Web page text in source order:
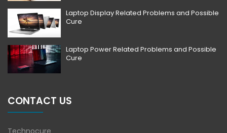
Laptop Display Related Problems and Possible
Cure
Laptop Power Related Problems and Possible
Cure
CONTACT US